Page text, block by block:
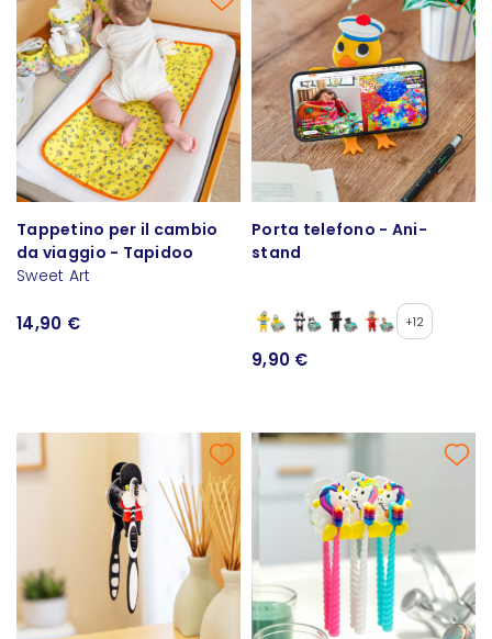
Tappetino per il cambio
da viaggio - Tapidoo
Sweet Art
14,90 €
Porta telefono - Ani-
stand
+12
9,90 €